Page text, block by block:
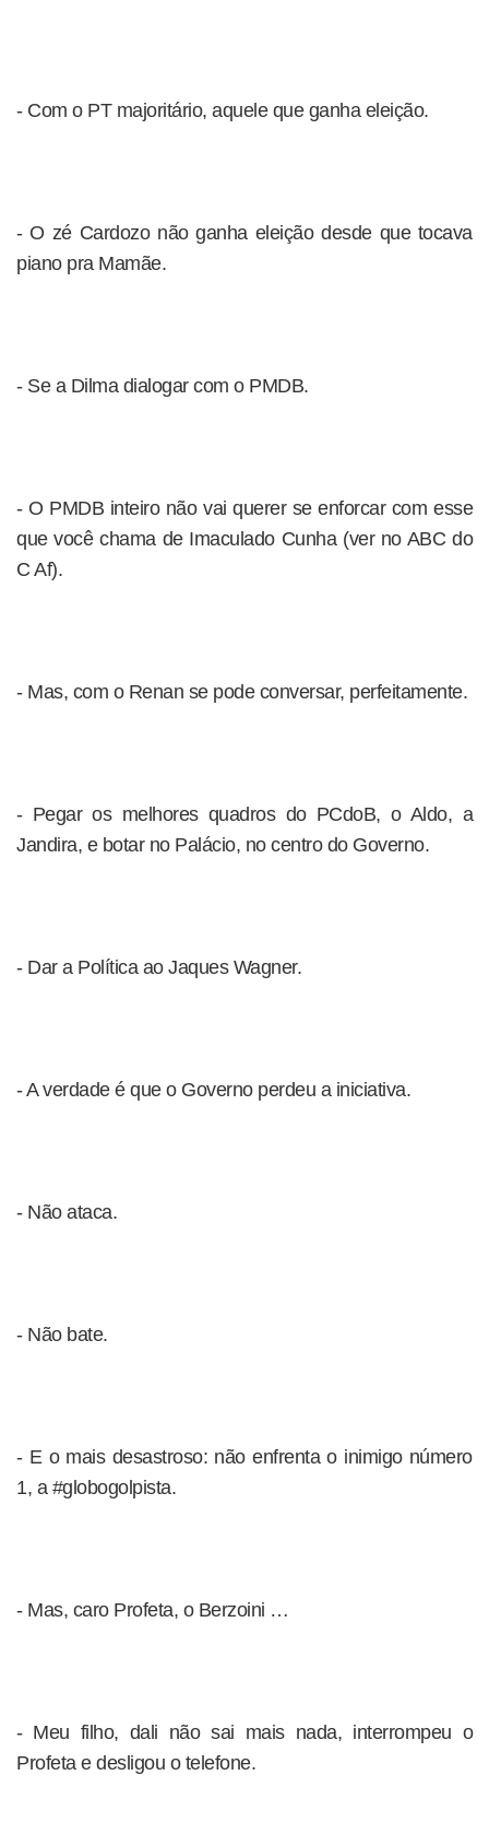
- Com o PT majoritário, aquele que ganha eleição.
- O zé Cardozo não ganha eleição desde que tocava
piano pra Mamãe.
- Se a Dilma dialogar com o PMDB.
- O PMDB inteiro não vai querer se enforcar com esse
que você chama de Imaculado Cunha (ver no ABC do
C Af).
- Mas, com o Renan se pode conversar, perfeitamente.
- Pegar os melhores quadros do PCdoB, o Aldo, a
Jandira, e botar no Palácio, no centro do Governo.
- Dar a Política ao Jaques Wagner.
- A verdade é que o Governo perdeu a iniciativa.
- Não ataca.
- Não bate.
- E o mais desastroso: não enfrenta o inimigo número
1, a #globogolpista.
- Mas, caro Profeta, o Berzoini …
- Meu filho, dali não sai mais nada, interrompeu o
Profeta e desligou o telefone.